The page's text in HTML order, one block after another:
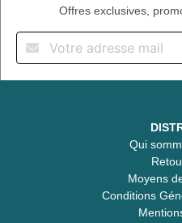
Offres exclusives,
Qui
Moyens
Conditions